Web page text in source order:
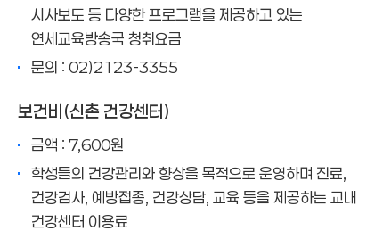
시사보도 등 다양한 프로그램을 제공하고 있는
연세교육방송국 청취요금
문의 : 02)2123-3355
보건비(신촌 건강센터)
금액 : 7,600원
학생들의 건강관리와 향상을 목적으로 운영하며 진료,
건강검사, 예방접종, 건강상담, 교육 등을 제공하는 교내
건강센터 이용료